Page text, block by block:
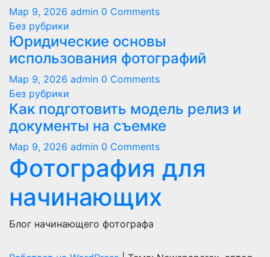
Мар 9, 2026 admin 0 Comments
Без рубрики
Юридические основы
использования фотографий
Мар 9, 2026 admin 0 Comments
Без рубрики
Как подготовить модель релиз и
документы на съемке
Мар 9, 2026 admin 0 Comments
Фотография для
начинающих
Блог начинающего фотографа